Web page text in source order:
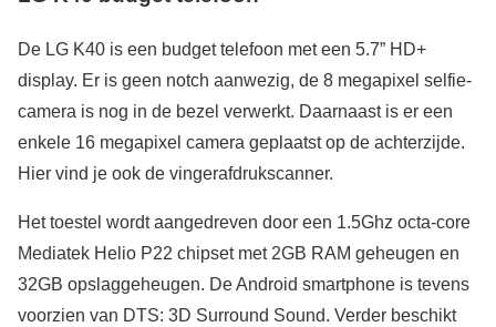
De LG K40 is een budget telefoon met een 5.7” HD+
display. Er is geen notch aanwezig, de 8 megapixel selfie-
camera is nog in de bezel verwerkt. Daarnaast is er een
enkele 16 megapixel camera geplaatst op de achterzijde.
Hier vind je ook de vingerafdrukscanner.
Het toestel wordt aangedreven door een 1.5Ghz octa-core
Mediatek Helio P22 chipset met 2GB RAM geheugen en
32GB opslaggeheugen. De Android smartphone is tevens
voorzien van DTS: 3D Surround Sound. Verder beschikt